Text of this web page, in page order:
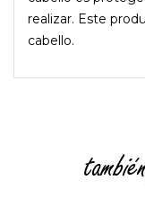
realizar. Este
cabello.